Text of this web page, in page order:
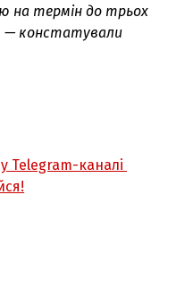
на термін до трьох
— констатували
Telegram-каналі